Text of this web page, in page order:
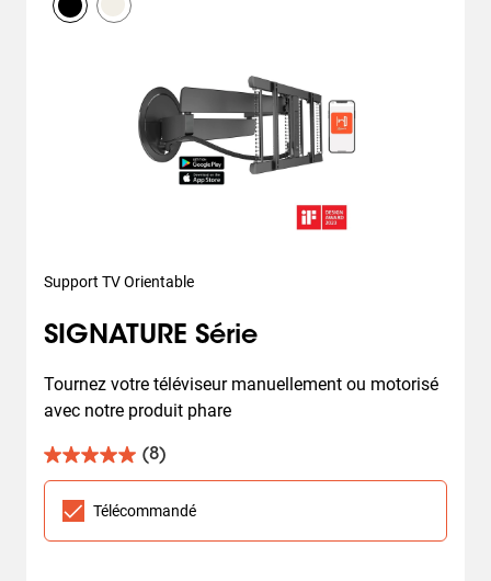
Support TV Orientable
SIGNATURE Série
Tournez votre téléviseur manuellement ou motorisé
avec notre produit phare
(8)
5.0
sur
étoiles.
8
Télécommandé